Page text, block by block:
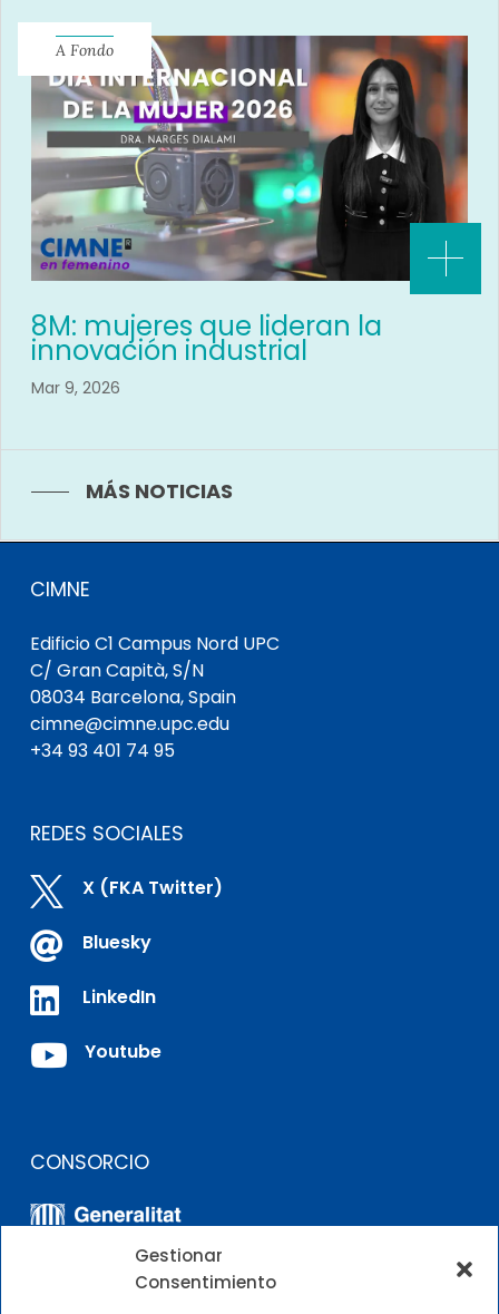
Gestionar
Consentimiento
A Fondo
8M: mujeres que lideran la
innovación industrial
Mar 9, 2026
MÁS NOTICIAS
CIMNE
Edificio C1 Campus Nord UPC
C/ Gran Capità, S/N
08034 Barcelona, Spain
cimne@cimne.upc.edu
+34 93 401 74 95
REDES SOCIALES
 X (FKA Twitter)
 Bluesky
 LinkedIn
 Youtube
CONSORCIO